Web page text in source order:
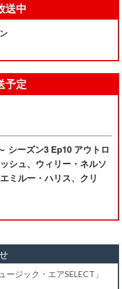
送中
予定
シーズン3 Ep10 アウトロ
シュ、ウィリー・ネルソ
ミルー・ハリス、クリ
ジック・エアSELECT」